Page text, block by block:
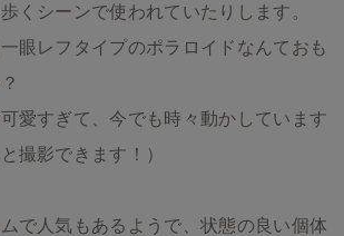
くシーンで使われていたりします。
眼レフタイプのポラロイドなんておも
愛すぎて、今でも時々動かしています
撮影できます！）
で人気もあるようで、状態の良い個体